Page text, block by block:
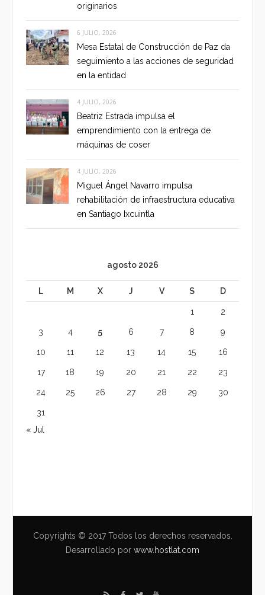
originarios
6 JULIO, 2026
Mesa Estatal de Construcción de Paz da
seguimiento a las acciones de seguridad
en la entidad
4 JULIO, 2026
Beatriz Estrada impulsa el
emprendimiento con la entrega de
máquinas de coser
4 JULIO, 2026
Miguel Ángel Navarro impulsa
rehabilitación de infraestructura educativa
en Santiago Ixcuintla
agosto 2026
L M X J V S D
1 2
3 4 5 6 7 8 9
10 11 12 13 14 15 16
17 18 19 20 21 22 23
24 25 26 27 28 29 30
31
« Jul
Copyrights © 2017 Todos los derechos reservados.
Desarrollado por www.hostlat.com